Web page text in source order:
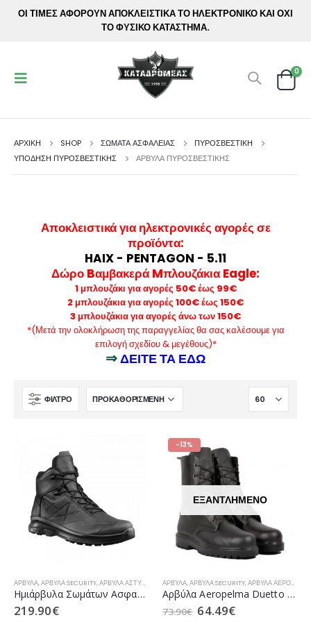
ΟΙ ΤΙΜΕΣ ΑΦΟΡΟΥΝ ΑΠΟΚΛΕΙΣΤΙΚΑ ΤΟ ΗΛΕΚΤΡΟΝΙΚΟ ΚΑΙ ΟΧΙ
ΤΟ ΦΥΣΙΚΟ ΚΑΤΑΣΤΗΜΑ.
0
ΑΡΧΙΚΉ SHOP ΣΩΜΑΤΑ ΑΣΦΑΛΕΙΑΣ
ΠΥΡΟΣΒΕΣΤΙΚΉ
ΥΠΌΔΗΣΗ ΠΥΡΟΣΒΕΣΤΙΚΉΣ
ΆΡΒΥΛΑ ΠΥΡΟΣΒΕΣΤΙΚΉΣ
Αποκλειστικά για ηλεκτρονικές αγορές σε
προϊόντα:
HAIX - PENTAGON - 5.11
Δώρο Bαμβακερά Mπλουζάκια Eagle:
1 μπλουζάκι για αγορές 50€ έως 99€
2 μπλουζάκια για αγορές 100€ έως 150€
3 μπλουζάκια για αγορές άνω των 150€
*(Μετά την ολοκλήρωση της παραγγελίας θα σας καλέσουμε για
επιλογή σχεδίου & μεγέθους)*
⇒ΔΕΙΤΕ ΤΑ ΕΔΩ
ΦΊΛΤΡΟ
ΆΡΒΥΛΑ,ΆΡΒΥΛΑ SECURITY,ΆΡΒΥΛΑ ΑΣΤΥΝΟΜΊΑΣ ,ΆΡΒΥΛΑ ΛΙΜΕΝΙΚΟΎ,ΆΡΒΥΛΑ
Ημιάρβυλα Σωμάτων Ασφαλείας HAIX Connexis Force GTX LTR Mid (Black)
219.90€
-13%
ΕΞΑΝΤΛΗΜΈΝΟ
ΆΡΒΥΛΑ,ΆΡΒΥΛΑ SECURITY,ΆΡΒΥΛΑ ΑΕΡΟΠΟΡΊΑΣ
Αρβύλα Aeropelma Duetto ΣΧ. 3 Δερμάτινα Βlack
73.90€ 64.49€